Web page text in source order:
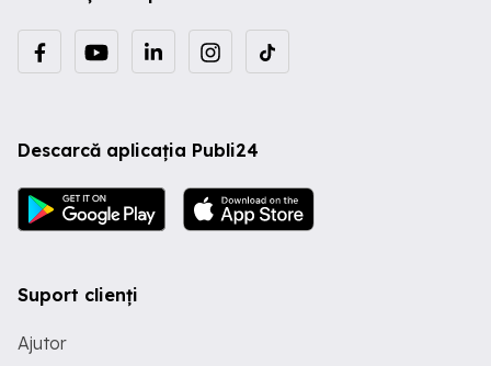
Descarcă aplicația Publi24
Suport clienți
Ajutor